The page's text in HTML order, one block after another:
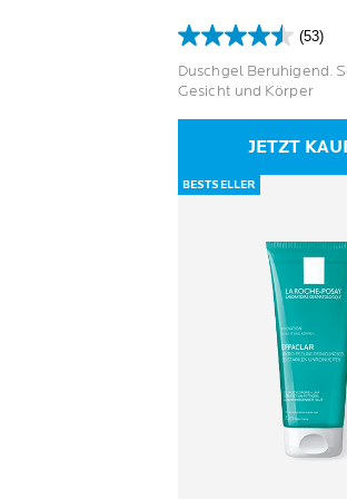
(53)
4.5
von
5
Bewertungen
Duschgel Beruhigend.
Gesicht und Körper
JETZT
BESTSELLER